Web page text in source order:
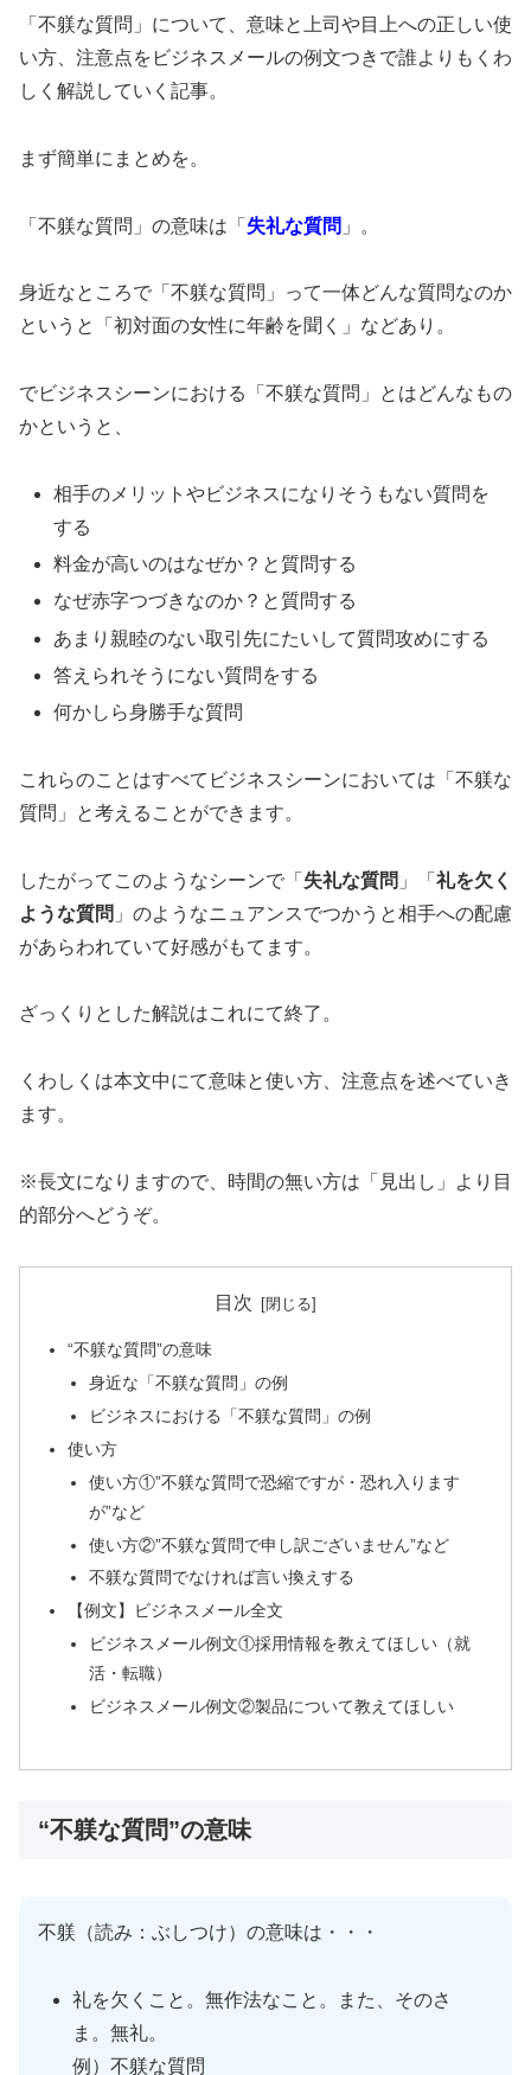
「不躾な質問」について、意味と上司や目上への正しい使
い方、注意点をビジネスメールの例文つきで誰よりもくわ
しく解説していく記事。
まず簡単にまとめを。
「不躾な質問」の意味は「 失礼な質問 」。
身近なところで「不躾な質問」って一体どんな質問なのか
というと「初対面の女性に年齢を聞く」などあり。
でビジネスシーンにおける「不躾な質問」とはどんなもの
かというと、
相手のメリットやビジネスになりそうもない質問を
する
料金が高いのはなぜか？と質問する
なぜ赤字つづきなのか？と質問する
あまり親睦のない取引先にたいして質問攻めにする
答えられそうにない質問をする
何かしら身勝手な質問
これらのことはすべてビジネスシーンにおいては「不躾な
質問」と考えることができます。
したがってこのようなシーンで「 失礼な質問 」「 礼を欠く
ような質問 」のようなニュアンスでつかうと相手への配慮
があらわれていて好感がもてます。
ざっくりとした解説はこれにて終了。
くわしくは本文中にて意味と使い方、注意点を述べていき
ます。
※長文になりますので、時間の無い方は「見出し」より目
的部分へどうぞ。
目次
“不躾な質問”の意味
身近な「不躾な質問」の例
ビジネスにおける「不躾な質問」の例
使い方
使い方①”不躾な質問で恐縮ですが・恐れ入ります
が”など
使い方②”不躾な質問で申し訳ございません”など
不躾な質問でなければ言い換えする
【例文】ビジネスメール全文
ビジネスメール例文①採用情報を教えてほしい（就
活・転職）
ビジネスメール例文②製品について教えてほしい
“不躾な質問”の意味
不躾（読み：ぶしつけ）の意味は・・・
礼を欠くこと。無作法なこと。また、そのさ
ま。無礼。
例）不躾な質問